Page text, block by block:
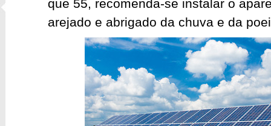
que 55, recomenda-se instalar o
arejado e abrigado da chuva e da